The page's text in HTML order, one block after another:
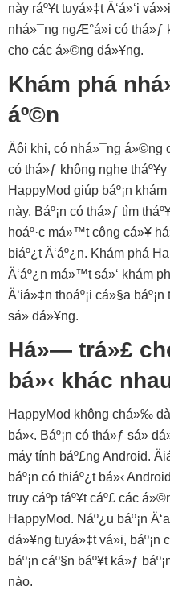
này ráº¥t tuyá»‡t Ä‘á»‘i
nhá»¯ng ngÆ°á»i có thá»ƒ
cho các á»©ng dá»¥ng.
Khám phá
áº©n
Äôi khi, có nhá»¯ng á»©ng
có thá»ƒ không nghe
HappyMod giúp báº¡n
này. Báº¡n có thá»ƒ tìm
hoáº·c má»™t công cá»¥
biáº¿t Ä‘áº¿n. Khám phá
Ä‘áº¿n má»™t sá»‘ khám
Ä‘iá»‡n thoáº¡i cá»§a
sá»­ dá»¥ng.
Há»— trá»£
bá»‹ khác
HappyMod không chá»‰
bá»‹. Báº¡n có thá»ƒ sá»­
máy tính báº£ng Android.
báº¡n có thiáº¿t bá»‹
truy cáº­p táº¥t cáº£ các
HappyMod. Náº¿u báº¡n
dá»¥ng tuyá»‡t vá»i,
báº¡n cáº§n báº¥t ká»ƒ
nào.